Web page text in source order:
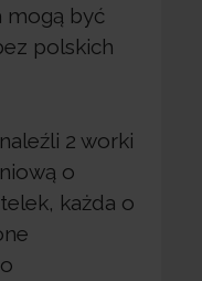
mogą być
polskich
2 worki
o
każda o